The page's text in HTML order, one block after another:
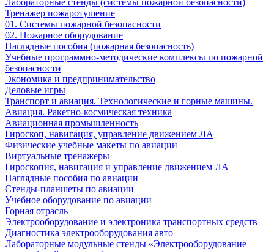
Лабораторные стенды (системы пожарной безопасности)
Тренажер пожаротушение
01. Системы пожарной безопасности
02. Пожарное оборудование
Наглядные пособия (пожарная безопасность)
Учебные программно-методические комплексы по пожарной
безопасности
Экономика и предпринимательство
Деловые игры
Транспорт и авиация. Технологические и горные машины.
Авиация. Ракетно-космическая техника
Авиационная промышленность
Гироскоп, навигация, управление движением ЛА
Физические учебные макеты по авиации
Виртуальные тренажеры
Гироскопия, навигация и управление движением ЛА
Наглядные пособия по авиации
Стенды-планшеты по авиации
Учебное оборудование по авиации
Горная отрасль
Электрооборудование и электроника транспортных средств
Диагностика электрооборудования авто
Лабораторные модульные стенды «Электрооборудование